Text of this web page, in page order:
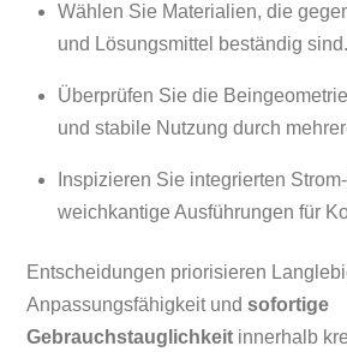
Wählen Sie Materialien, die
und Lösungsmittel beständig sind.
Überprüfen Sie die
und stabile Nutzung durch
Inspizieren Sie integrierten
weichkantige Ausführungen für
Entscheidungen priorisieren
Anpassungsfähigkeit undsofortige
Gebrauchstauglichkeit innerhalb